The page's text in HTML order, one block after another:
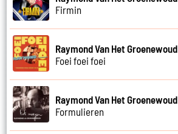
Firmin
Raymond Van Het Groenewoud
Foei foei foei
Raymond Van Het Groenewoud
Formulieren